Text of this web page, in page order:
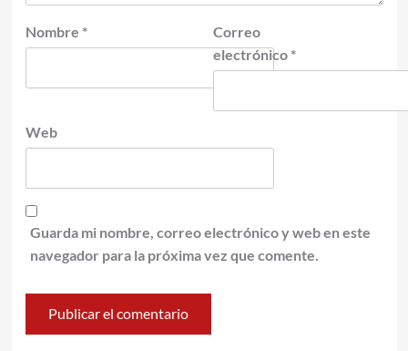
Nombre *
Correo
electrónico *
Web
Guarda mi nombre, correo electrónico y web en este
navegador para la próxima vez que comente.